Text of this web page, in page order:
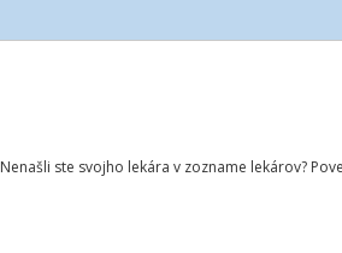
Nenašli ste svojho lekára v zozname lekárov?